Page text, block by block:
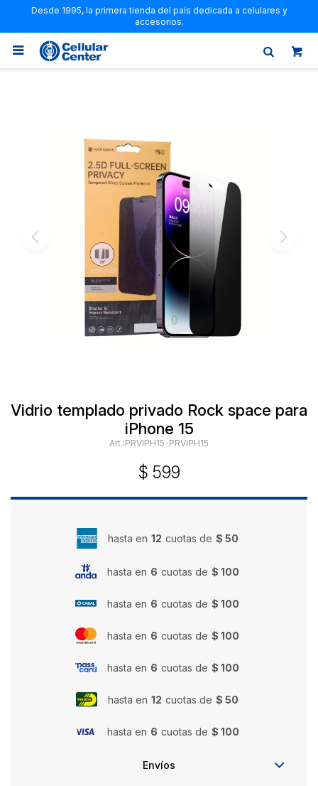
Desde 1995, la primera tienda del país dedicada a celulares y
accesorios.

Vidrio templado privado Rock space para
iPhone 15
PRVIPH15-PRVIPH15
$ 599
hasta en 12 cuotas de $ 50
hasta en 6 cuotas de $ 100
hasta en 6 cuotas de $ 100
hasta en 6 cuotas de $ 100
hasta en 6 cuotas de $ 100
hasta en 12 cuotas de $ 50
hasta en 6 cuotas de $ 100
Envíos